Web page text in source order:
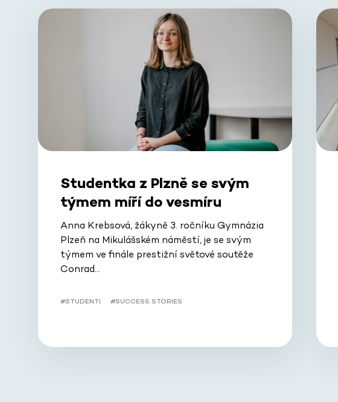
Studentka z Plzně se svým
týmem míří do vesmíru
Anna Krebsová, žákyně 3. ročníku Gymnázia
Plzeň na Mikulášském náměstí, je se svým
týmem ve finále prestižní světové soutěže
Conrad…
#STUDENTI #SUCCESS STORIES